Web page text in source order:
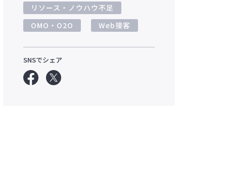
リソース・ノウハウ不足
OMO・O2O
Web接客
SNSでシェア